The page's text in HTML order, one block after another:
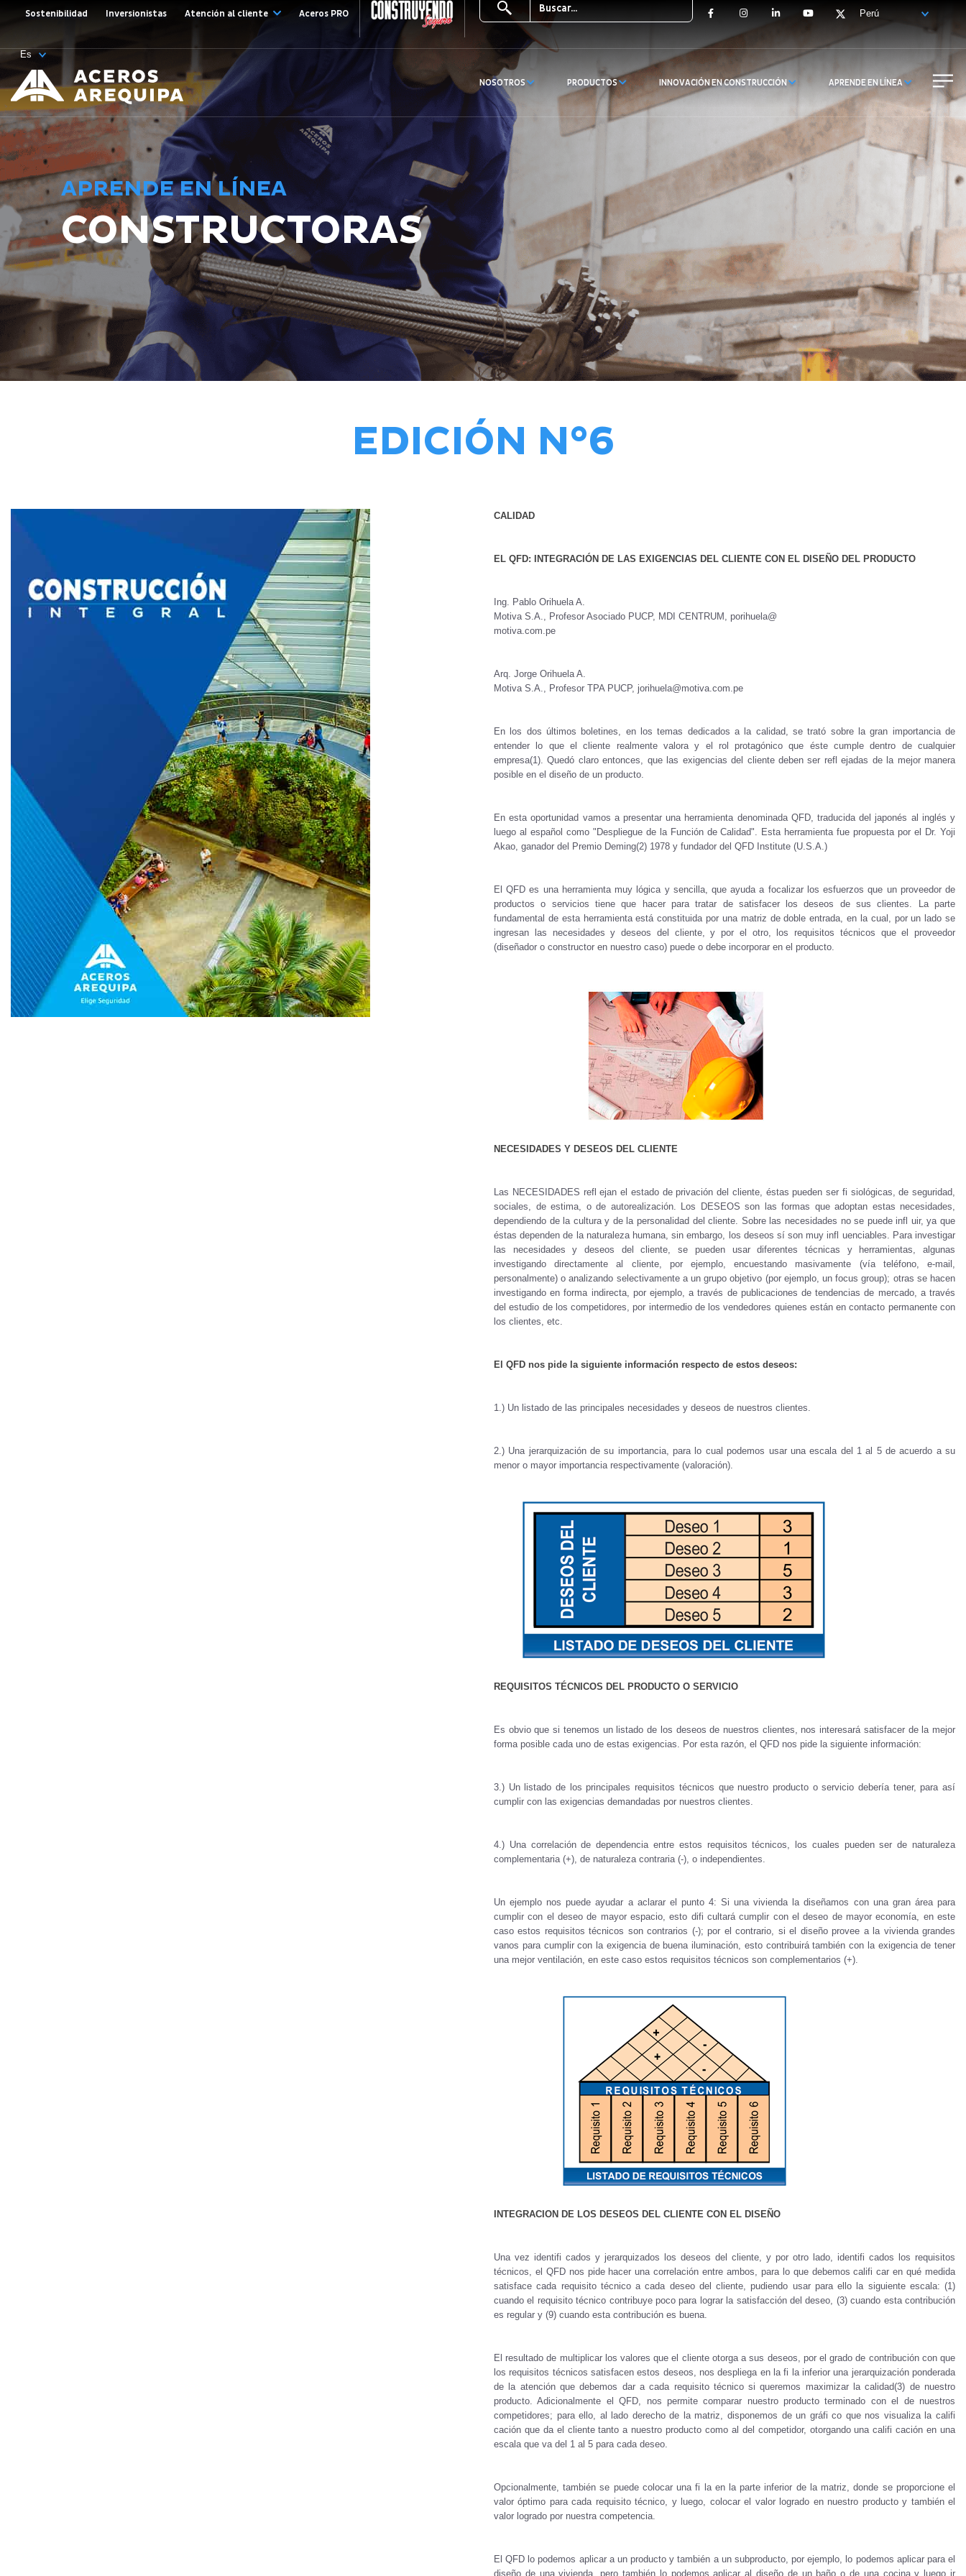
Sostenibilidad Inversionistas Atención al cliente Aceros PRO FacebookInstagramLinkedInYouTubeX
NOSOTROS PRODUCTOS INNOVACIÓN EN CONSTRUCCIÓN APRENDE EN LÍNEA
APRENDE EN LÍNEA
CONSTRUCTORAS
EDICIÓN N°6
CALIDAD
EL QFD: INTEGRACIÓN DE LAS EXIGENCIAS DEL CLIENTE CON EL DISEÑO DEL PRODUCTO
Ing. Pablo Orihuela A.
Motiva S.A., Profesor Asociado PUCP, MDI CENTRUM, porihuela@
motiva.com.pe
Arq. Jorge Orihuela A.
Motiva S.A., Profesor TPA PUCP, jorihuela@motiva.com.pe
En los dos últimos boletines, en los temas dedicados a la calidad, se trató sobre la gran importancia de
entender lo que el cliente realmente valora y el rol protagónico que éste cumple dentro de cualquier
empresa(1). Quedó claro entonces, que las exigencias del cliente deben ser refl ejadas de la mejor manera
posible en el diseño de un producto.
En esta oportunidad vamos a presentar una herramienta denominada QFD, traducida del japonés al inglés y
luego al español como "Despliegue de la Función de Calidad". Esta herramienta fue propuesta por el Dr. Yoji
Akao, ganador del Premio Deming(2) 1978 y fundador del QFD Institute (U.S.A.)
El QFD es una herramienta muy lógica y sencilla, que ayuda a focalizar los esfuerzos que un proveedor de
productos o servicios tiene que hacer para tratar de satisfacer los deseos de sus clientes. La parte
fundamental de esta herramienta está constituida por una matriz de doble entrada, en la cual, por un lado se
ingresan las necesidades y deseos del cliente, y por el otro, los requisitos técnicos que el proveedor
(diseñador o constructor en nuestro caso) puede o debe incorporar en el producto.
NECESIDADES Y DESEOS DEL CLIENTE
Las NECESIDADES refl ejan el estado de privación del cliente, éstas pueden ser fi siológicas, de seguridad,
sociales, de estima, o de autorealización. Los DESEOS son las formas que adoptan estas necesidades,
dependiendo de la cultura y de la personalidad del cliente. Sobre las necesidades no se puede infl uir, ya que
éstas dependen de la naturaleza humana, sin embargo, los deseos sí son muy infl uenciables. Para investigar
las necesidades y deseos del cliente, se pueden usar diferentes técnicas y herramientas, algunas
investigando directamente al cliente, por ejemplo, encuestando masivamente (vía teléfono, e-mail,
personalmente) o analizando selectivamente a un grupo objetivo (por ejemplo, un focus group); otras se hacen
investigando en forma indirecta, por ejemplo, a través de publicaciones de tendencias de mercado, a través
del estudio de los competidores, por intermedio de los vendedores quienes están en contacto permanente con
los clientes, etc.
El QFD nos pide la siguiente información respecto de estos deseos:
1.) Un listado de las principales necesidades y deseos de nuestros clientes.
2.) Una jerarquización de su importancia, para lo cual podemos usar una escala del 1 al 5 de acuerdo a su
menor o mayor importancia respectivamente (valoración).
REQUISITOS TÉCNICOS DEL PRODUCTO O SERVICIO
Es obvio que si tenemos un listado de los deseos de nuestros clientes, nos interesará satisfacer de la mejor
forma posible cada uno de estas exigencias. Por esta razón, el QFD nos pide la siguiente información:
3.) Un listado de los principales requisitos técnicos que nuestro producto o servicio debería tener, para así
cumplir con las exigencias demandadas por nuestros clientes.
4.) Una correlación de dependencia entre estos requisitos técnicos, los cuales pueden ser de naturaleza
complementaria (+), de naturaleza contraria (-), o independientes.
Un ejemplo nos puede ayudar a aclarar el punto 4: Si una vivienda la diseñamos con una gran área para
cumplir con el deseo de mayor espacio, esto difi cultará cumplir con el deseo de mayor economía, en este
caso estos requisitos técnicos son contrarios (-); por el contrario, si el diseño provee a la vivienda grandes
vanos para cumplir con la exigencia de buena iluminación, esto contribuirá también con la exigencia de tener
una mejor ventilación, en este caso estos requisitos técnicos son complementarios (+).
INTEGRACION DE LOS DESEOS DEL CLIENTE CON EL DISEÑO
Una vez identifi cados y jerarquizados los deseos del cliente, y por otro lado, identifi cados los requisitos
técnicos, el QFD nos pide hacer una correlación entre ambos, para lo que debemos califi car en qué medida
satisface cada requisito técnico a cada deseo del cliente, pudiendo usar para ello la siguiente escala: (1)
cuando el requisito técnico contribuye poco para lograr la satisfacción del deseo, (3) cuando esta contribución
es regular y (9) cuando esta contribución es buena.
El resultado de multiplicar los valores que el cliente otorga a sus deseos, por el grado de contribución con que
los requisitos técnicos satisfacen estos deseos, nos despliega en la fi la inferior una jerarquización ponderada
de la atención que debemos dar a cada requisito técnico si queremos maximizar la calidad(3) de nuestro
producto. Adicionalmente el QFD, nos permite comparar nuestro producto terminado con el de nuestros
competidores; para ello, al lado derecho de la matriz, disponemos de un gráfi co que nos visualiza la califi
cación que da el cliente tanto a nuestro producto como al del competidor, otorgando una califi cación en una
escala que va del 1 al 5 para cada deseo.
Opcionalmente, también se puede colocar una fi la en la parte inferior de la matriz, donde se proporcione el
valor óptimo para cada requisito técnico, y luego, colocar el valor logrado en nuestro producto y también el
valor logrado por nuestra competencia.
El QFD lo podemos aplicar a un producto y también a un subproducto, por ejemplo, lo podemos aplicar para el
diseño de una vivienda, pero también lo podemos aplicar al diseño de un baño o de una cocina y luego ir